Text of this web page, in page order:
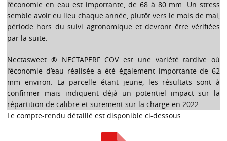
l’économie en eau est importante, de 68 à 80 mm. Un stress
semble avoir eu lieu chaque année, plutôt vers le mois de mai,
période hors du suivi agronomique et devront être vérifiées
par la suite.
Nectasweet ® NECTAPERF COV est une variété tardive où
l’économie d’eau réalisée a été également importante de 62
mm environ. La parcelle étant jeune, les résultats sont à
confirmer mais indiquent déjà un potentiel impact sur la
répartition de calibre et surement sur la charge en 2022.
Le compte-rendu détaillé est disponible ci-dessous :